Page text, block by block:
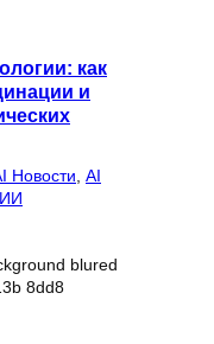
как
и
Новости AI
ИИ